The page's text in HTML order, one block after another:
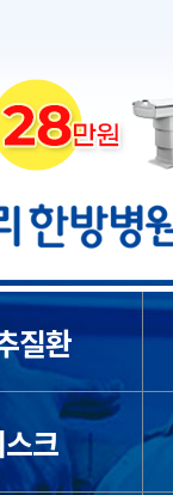
질환
크